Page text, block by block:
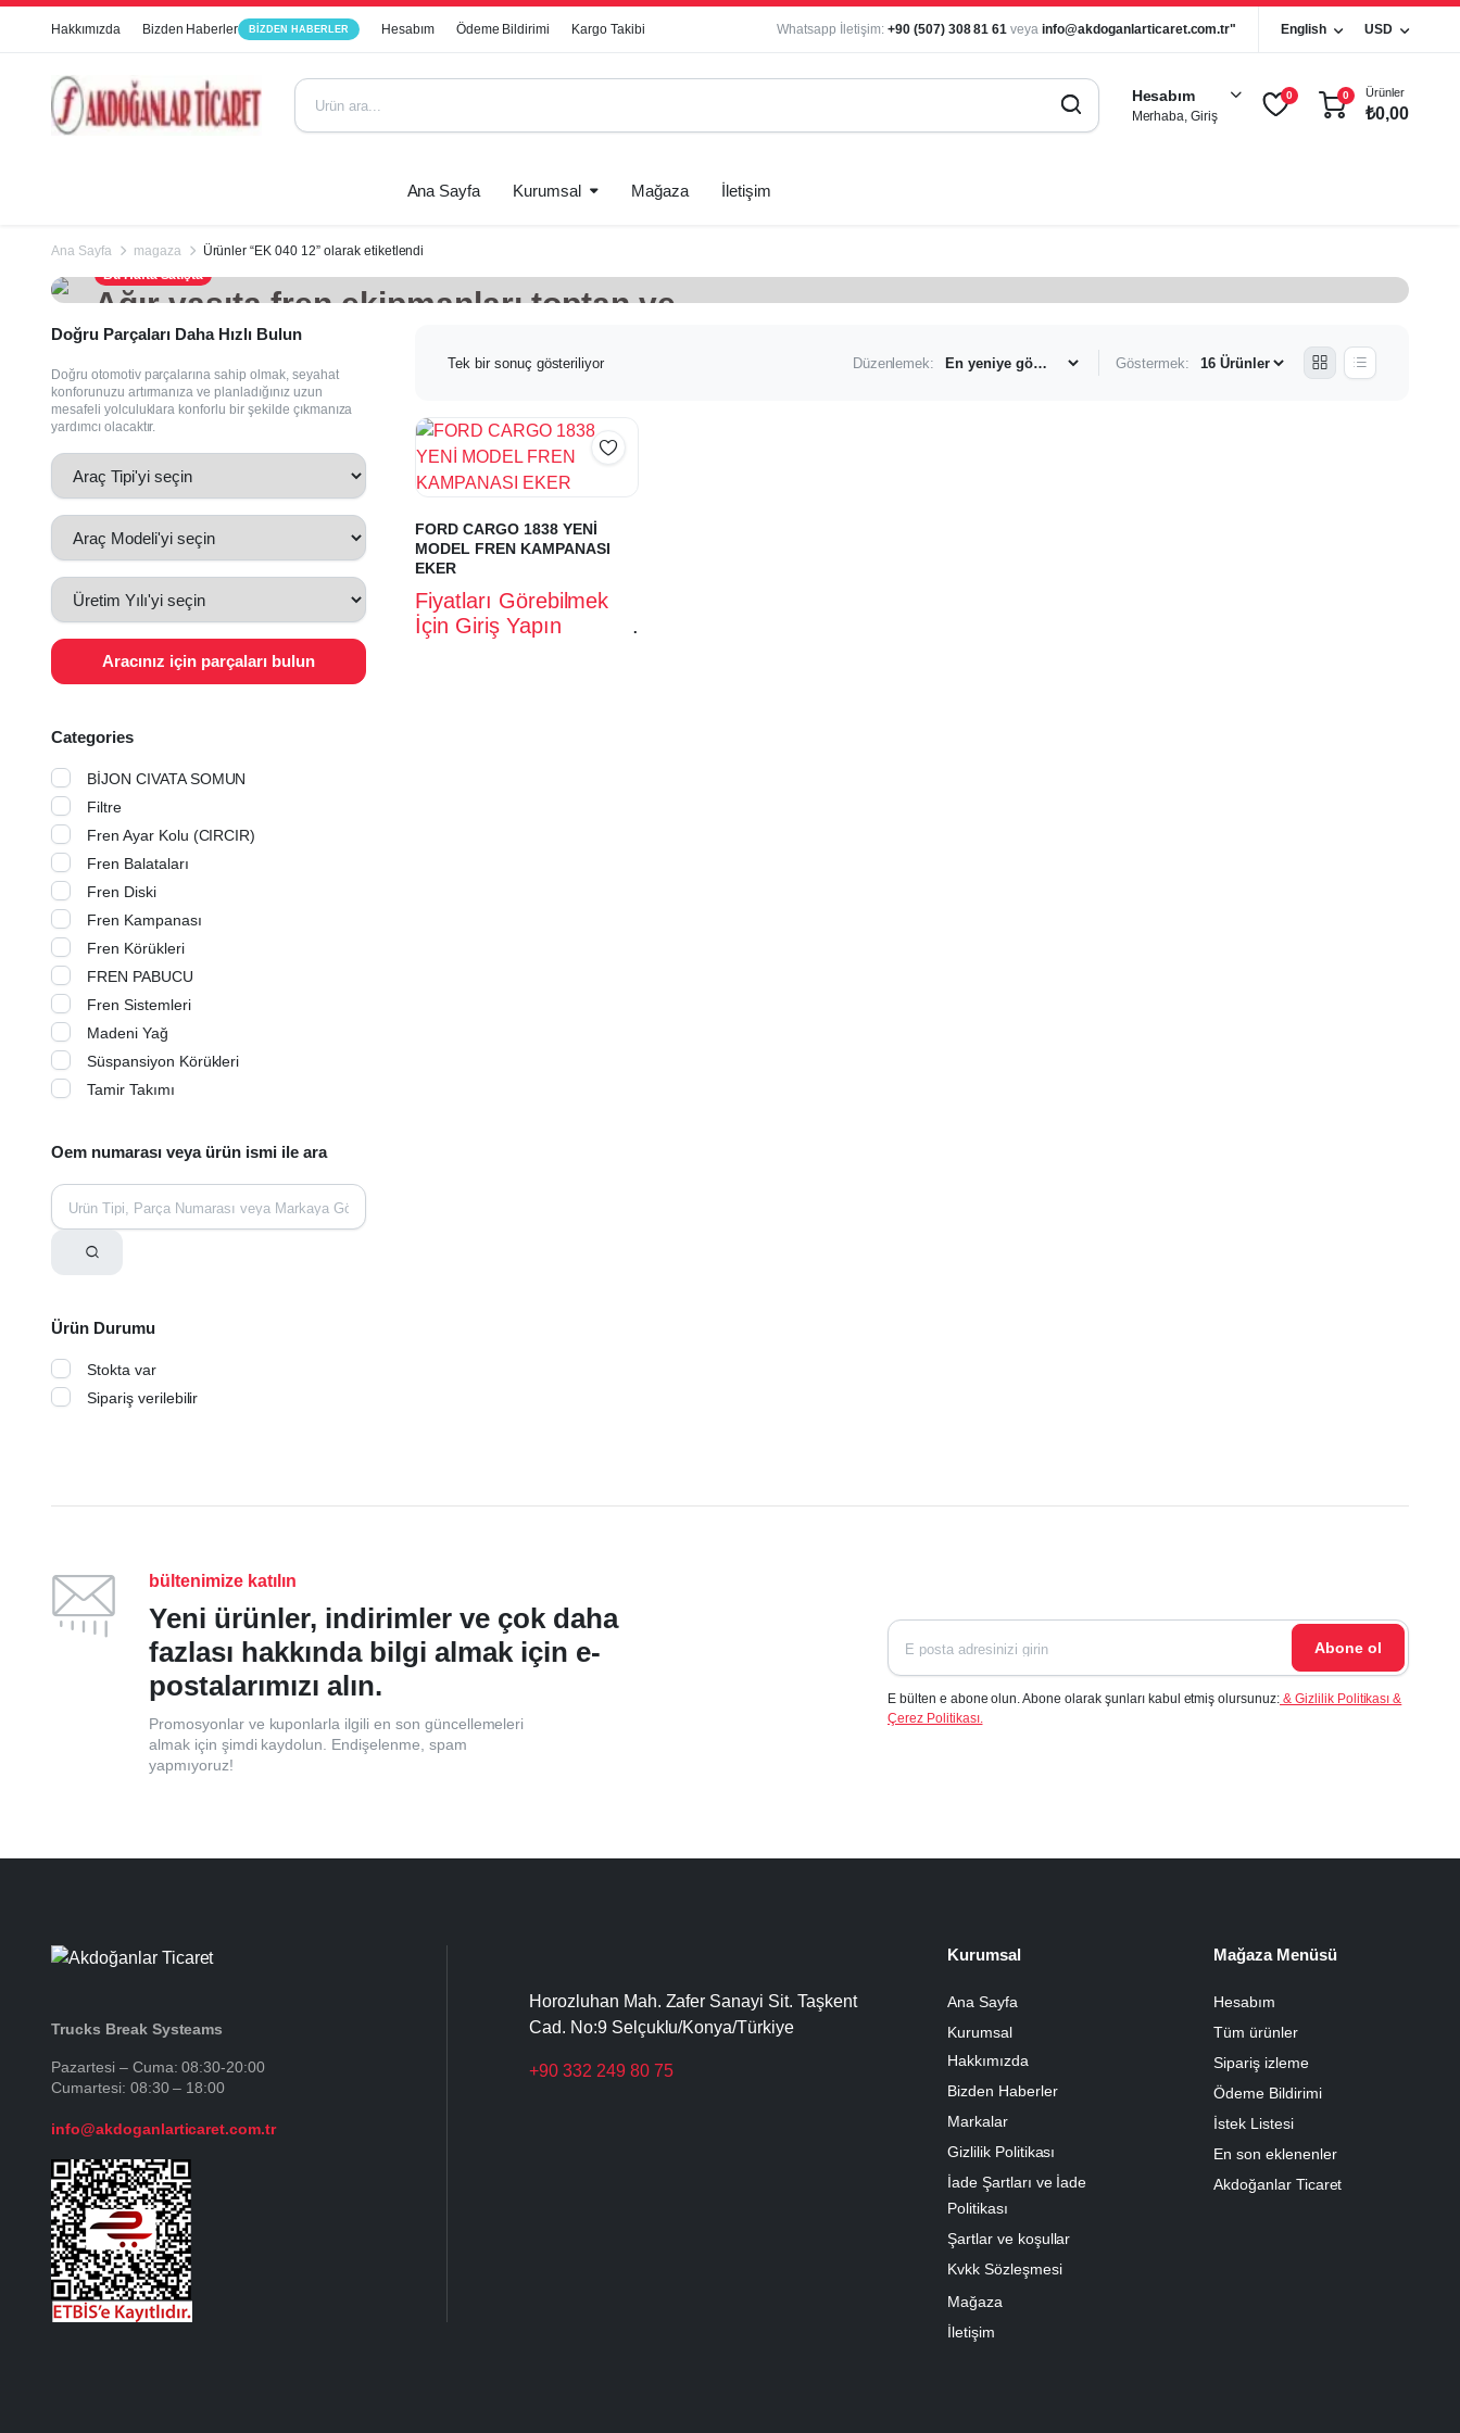
Hakkımızda Bizden Haberler BIZDEN HABERLER Hesabım Ödeme Bildirimi Kargo Takibi Whatsapp İletişim: +90 (507) 308 81 61 veya info@akdoganlarticaret.com.tr" English USD
Hesabım
Merhaba, Giriş
0 0 Ürünler
₺0,00
Ana Sayfa Kurumsal Mağaza İletişim
Ana Sayfa magaza
Ürünler “EK 040 12” olarak etiketlendi
Bu Hafta Satışta
Ağır vasıta fren ekipmanları toptan ve
perakende satışı.
Tek bir sonuç gösteriliyor Düzenlemek: Göstermek:
FORD CARGO 1838 YENİ
MODEL FREN KAMPANASI
EKER
Fiyatları Görebilmek
İçin Giriş Yapın
.
Doğru Parçaları Daha Hızlı Bulun
Doğru otomotiv parçalarına sahip olmak, seyahat
konforunuzu artırmanıza ve planladığınız uzun
mesafeli yolculuklara konforlu bir şekilde çıkmanıza
yardımcı olacaktır.
Aracınız için parçaları bulun
Categories
BİJON CIVATA SOMUN
Filtre
Fren Ayar Kolu (CIRCIR)
Fren Balataları
Fren Diski
Fren Kampanası
Fren Körükleri
FREN PABUCU
Fren Sistemleri
Madeni Yağ
Süspansiyon Körükleri
Tamir Takımı
Oem numarası veya ürün ismi ile ara
Ürün Durumu
Stokta var
Sipariş verilebilir
bültenimize katılın
Yeni ürünler, indirimler ve çok daha
fazlası hakkında bilgi almak için e-
postalarımızı alın.
Promosyonlar ve kuponlarla ilgili en son güncellemeleri
almak için şimdi kaydolun. Endişelenme, spam
yapmıyoruz!
Abone ol
E bülten e abone olun. Abone olarak şunları kabul etmiş olursunuz: & Gizlilik Politikası &
Çerez Politikası.
Trucks Break Systeams
Pazartesi – Cuma: 08:30-20:00
Cumartesi: 08:30 – 18:00
info@akdoganlarticaret.com.tr
Horozluhan Mah. Zafer Sanayi Sit. Taşkent
Cad. No:9 Selçuklu/Konya/Türkiye
+90 332 249 80 75
Kurumsal
Ana Sayfa
Kurumsal
Hakkımızda
Bizden Haberler
Markalar
Gizlilik Politikası
İade Şartları ve İade
Politikası
Şartlar ve koşullar
Kvkk Sözleşmesi
Mağaza
İletişim
Mağaza Menüsü
Hesabım
Tüm ürünler
Sipariş izleme
Ödeme Bildirimi
İstek Listesi
En son eklenenler
Akdoğanlar Ticaret